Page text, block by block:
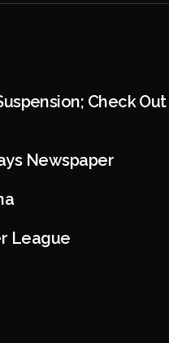
Check Out
Newspaper
League